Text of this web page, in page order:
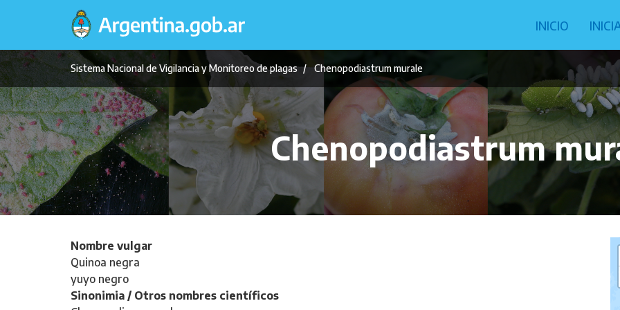
principal
INICIO
Sistema Nacional de Vigilancia y Monitoreo de plagas Chenopodiastrum murale
Chenopodiastrum
Nombre vulgar
Quinoa negra
yuyo negro
Sinonimia / Otros nombres científicos